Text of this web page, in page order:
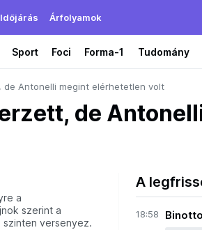
Időjárás Árfolyamok
Sport Foci Forma-1 Tudomány
de Antonelli megint elérhetetlen volt
de
a
szerint a
szinten versenyez.
A
18:58